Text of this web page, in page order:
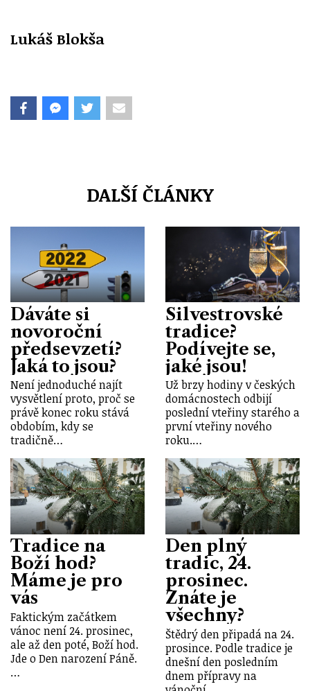
Lukáš Blokša
DALŠÍ ČLÁNKY
Dáváte si
novoroční
předsevzetí?
Jaká to jsou?
Není jednoduché najít
vysvětlení proto, proč se
právě konec roku stává
obdobím, kdy se
tradičně…
Silvestrovské
tradice?
Podívejte se,
jaké jsou!
Už brzy hodiny v českých
domácnostech odbijí
poslední vteřiny starého a
první vteřiny nového
roku.…
Tradice na
Boží hod?
Máme je pro
vás
Faktickým začátkem
vánoc není 24. prosinec,
ale až den poté, Boží hod.
Jde o Den narození Páně.
…
Den plný
tradic, 24.
prosinec.
Znáte je
všechny?
Štědrý den připadá na 24.
prosince. Podle tradice je
dnešní den posledním
dnem přípravy na